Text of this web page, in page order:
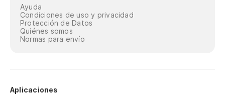
Ayuda
Condiciones de uso y privacidad
Protección de Datos
Quiénes somos
Normas para envío
Aplicaciones